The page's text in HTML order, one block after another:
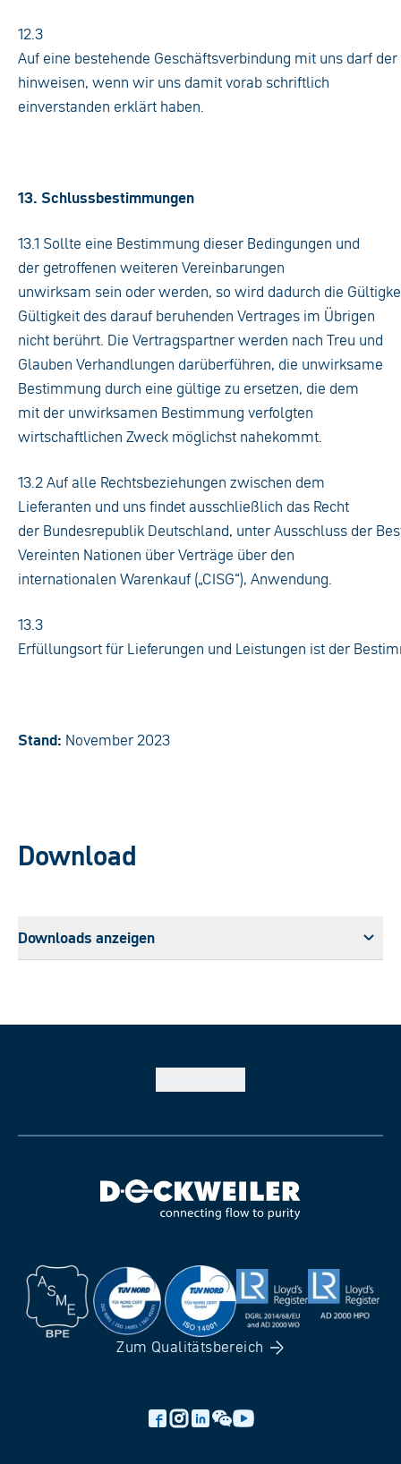
12.3
Auf eine bestehende Geschäftsverbindung mit uns darf
hinweisen, wenn wir uns damit vorab schriftlich
einverstanden erklärt haben.
13. Schlussbestimmungen
13.1 Sollte eine Bestimmung dieser Bedingungen und
der getroffenen weiteren Vereinbarungen
unwirksam sein oder werden, so wird dadurch die
Gültigkeit des darauf beruhenden Vertrages im Übrigen
nicht berührt. Die Vertragspartner werden nach Treu und
Glauben Verhandlungen darüberführen, die unwirksame
Bestimmung durch eine gültige zu ersetzen, die dem
mit der unwirksamen Bestimmung verfolgten
wirtschaftlichen Zweck möglichst nahekommt.
13.2 Auf alle Rechtsbeziehungen zwischen dem
Lieferanten und uns findet ausschließlich das Recht
der Bundesrepublik Deutschland, unter Ausschluss der
Vereinten Nationen über Verträge über den
internationalen Warenkauf („CISG“), Anwendung.
13.3
Erfüllungsort für Lieferungen und Leistungen ist der
Stand: November 2023
Download
Downloads anzeigen
Zum Qualitätsbereich